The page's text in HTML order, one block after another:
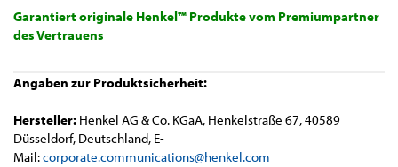
Garantiert originale Henkel™ Produkte vom Premiumpartner
des Vertrauens
Angaben zur Produktsicherheit:
Hersteller: Henkel AG & Co. KGaA, Henkelstraße 67, 40589
Düsseldorf, Deutschland, E-
Mail:corporate.communications@henkel.com